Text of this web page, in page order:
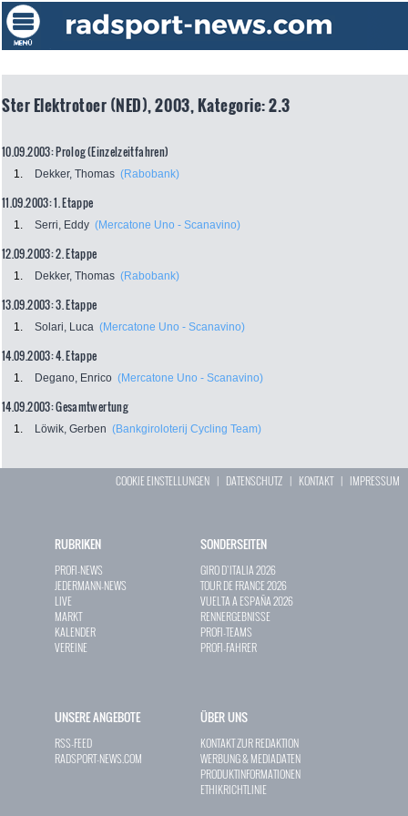
Ster Elektrotoer (NED), 2003, Kategorie: 2.3
10.09.2003: Prolog (Einzelzeitfahren)
1. Dekker, Thomas (Rabobank)
11.09.2003: 1. Etappe
1. Serri, Eddy (Mercatone Uno - Scanavino)
12.09.2003: 2. Etappe
1. Dekker, Thomas (Rabobank)
13.09.2003: 3. Etappe
1. Solari, Luca (Mercatone Uno - Scanavino)
14.09.2003: 4. Etappe
1. Degano, Enrico (Mercatone Uno - Scanavino)
14.09.2003: Gesamtwertung
1. Löwik, Gerben (Bankgiroloterij Cycling Team)
COOKIE EINSTELLUNGEN | DATENSCHUTZ | KONTAKT| IMPRESSUM
RUBRIKEN
PROFI-NEWS
JEDERMANN-NEWS
LIVE
MARKT
KALENDER
VEREINE
SONDERSEITEN
GIRO D`ITALIA 2026
TOUR DE FRANCE 2026
VUELTA A ESPAÑA 2026
RENNERGEBNISSE
PROFI-TEAMS
PROFI-FAHRER
UNSERE ANGEBOTE
RSS-FEED
RADSPORT-NEWS.COM
ÜBER UNS
KONTAKT ZUR REDAKTION
WERBUNG & MEDIADATEN
PRODUKTINFORMATIONEN
ETHIKRICHTLINIE